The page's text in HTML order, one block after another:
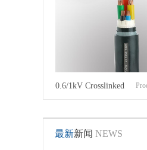
0.6/1kV Crosslinked
power cable
最新新闻 NEWS